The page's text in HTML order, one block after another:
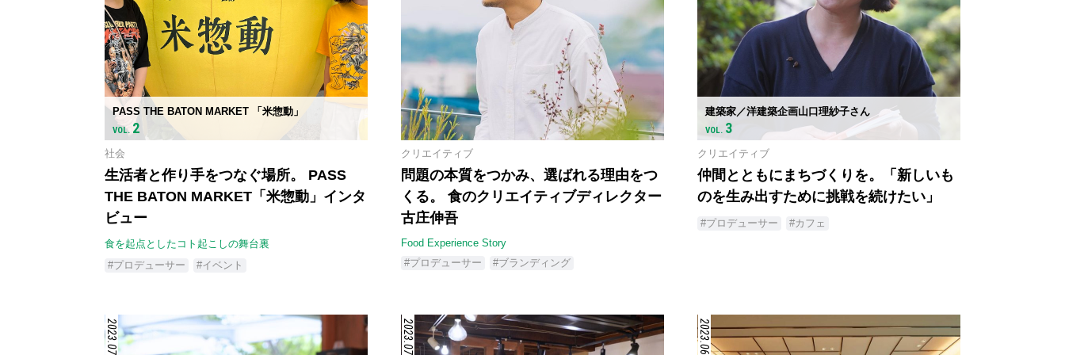
PASS THE BATON MARKET 「米惣動」
VOL. 2
社会
生活者と作り手をつなぐ場所。 PASS
THE BATON MARKET「米惣動」インタ
ビュー
食を起点としたコト起こしの舞台裏
#プロデューサー
#イベント
クリエイティブ
問題の本質をつかみ、選ばれる理由をつ
くる。 食のクリエイティブディレクター
古庄伸吾
Food Experience Story
#プロデューサー
#ブランディング
建築家／洋建築企画山口理紗子さん
VOL. 3
クリエイティブ
仲間とともにまちづくりを。「新しいも
のを生み出すために挑戦を続けたい」
#プロデューサー #カフェ
2023.07.20 2023.07.18 2023.06.22